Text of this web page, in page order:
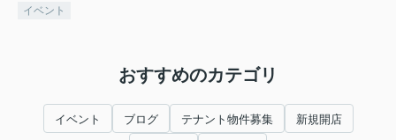
イベント
おすすめのカテゴリ
イベント ブログ テナント物件募集 新規開店